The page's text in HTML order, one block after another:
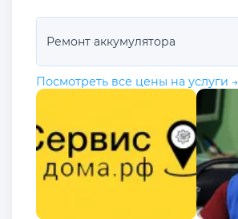
Ремонт аккумулятора
Посмотреть все цены на услуги →